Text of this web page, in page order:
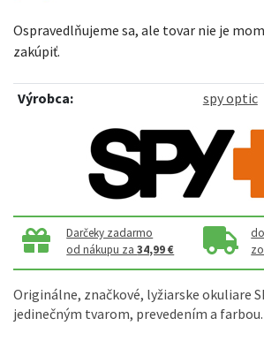
Ospravedlňujeme sa, ale tovar nie je
zakúpiť.
Výrobca: spy optic
Darčeky zadarmo
od nákupu za34,99 €
Originálne, značkové, lyžiarske okuliare
jedinečným tvarom, prevedením a farbou.